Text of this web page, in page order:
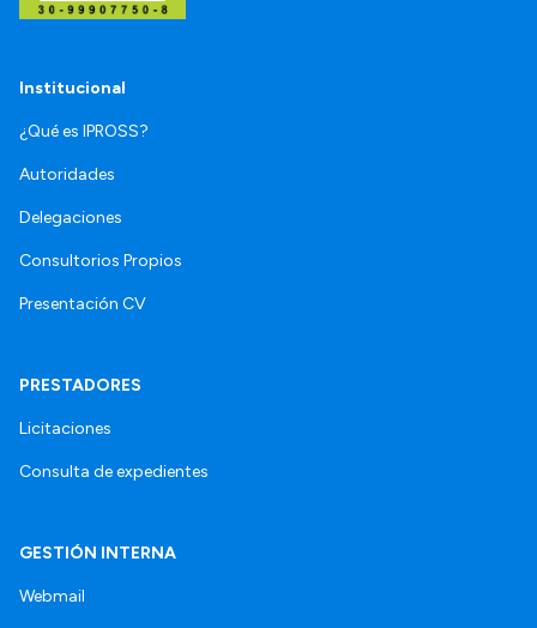
Institucional
¿Qué es IPROSS?
Autoridades
Delegaciones
Consultorios Propios
Presentación CV
PRESTADORES
Licitaciones
Consulta de expedientes
GESTIÓN INTERNA
Webmail